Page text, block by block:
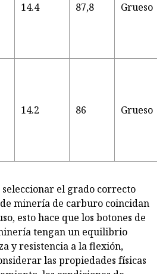
14.4 87,8 Grueso
14.2 86 Grueso
el grado correcto
minería de carburo coincidan
esto hace que los botones de
tengan un equilibrio
y resistencia a la flexión,
las propiedades físicas